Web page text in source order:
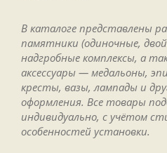
В каталоге представлены
памятники (одиночные,
надгробные комплексы, а
аксессуары — медальоны,
кресты, вазы, лампады и
оформления. Все товары
индивидуально, с учётом
особенностей установки.